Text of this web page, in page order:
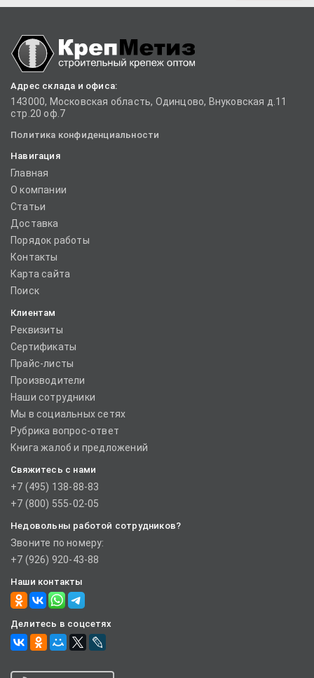
Адрес склада и офиса:
143000, Московская область, Одинцово, Внуковская д.11
стр.20 оф.7
Политика конфиденциальности
Навигация
Главная
О компании
Статьи
Доставка
Порядок работы
Контакты
Карта сайта
Поиск
Клиентам
Реквизиты
Сертификаты
Прайс-листы
Производители
Наши сотрудники
Мы в социальных сетях
Рубрика вопрос-ответ
Книга жалоб и предложений
Свяжитесь с нами
+7 (495) 138-88-83
+7 (800) 555-02-05
Недовольны работой сотрудников?
Звоните по номеру:
+7 (926) 920-43-88
Наши контакты
Делитесь в соцсетях